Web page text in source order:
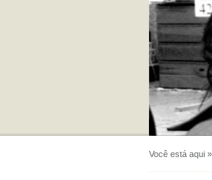
Você está aqui »